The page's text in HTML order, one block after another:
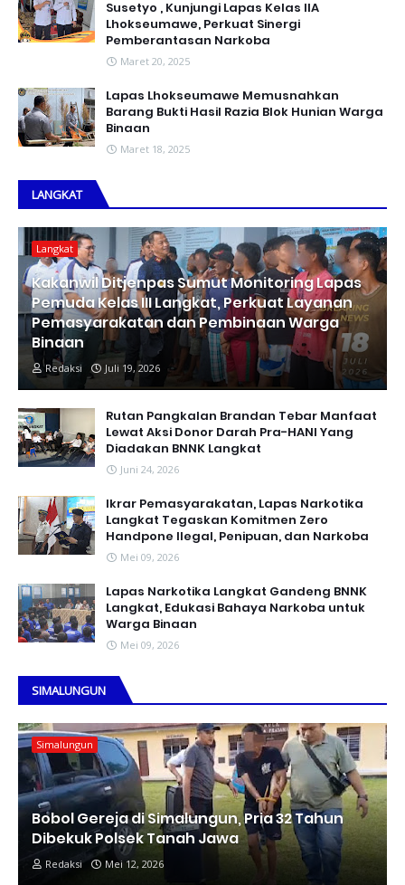
Susetyo , Kunjungi Lapas Kelas IIA
Lhokseumawe, Perkuat Sinergi
Pemberantasan Narkoba
Maret 20, 2025
Lapas Lhokseumawe Memusnahkan
Barang Bukti Hasil Razia Blok Hunian Warga
Binaan
Maret 18, 2025
LANGKAT
Langkat
Kakanwil Ditjenpas Sumut Monitoring Lapas
Pemuda Kelas III Langkat, Perkuat Layanan
Pemasyarakatan dan Pembinaan Warga
Binaan
Redaksi Juli 19, 2026
Rutan Pangkalan Brandan Tebar Manfaat
Lewat Aksi Donor Darah Pra-HANI Yang
Diadakan BNNK Langkat
Juni 24, 2026
Ikrar Pemasyarakatan, Lapas Narkotika
Langkat Tegaskan Komitmen Zero
Handpone llegal, Penipuan, dan Narkoba
Mei 09, 2026
Lapas Narkotika Langkat Gandeng BNNK
Langkat, Edukasi Bahaya Narkoba untuk
Warga Binaan
Mei 09, 2026
SIMALUNGUN
Simalungun
Bobol Gereja di Simalungun, Pria 32 Tahun
Dibekuk Polsek Tanah Jawa
Redaksi Mei 12, 2026